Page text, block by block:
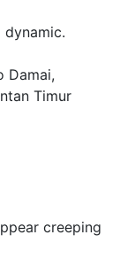
Damai,
Timur
creeping